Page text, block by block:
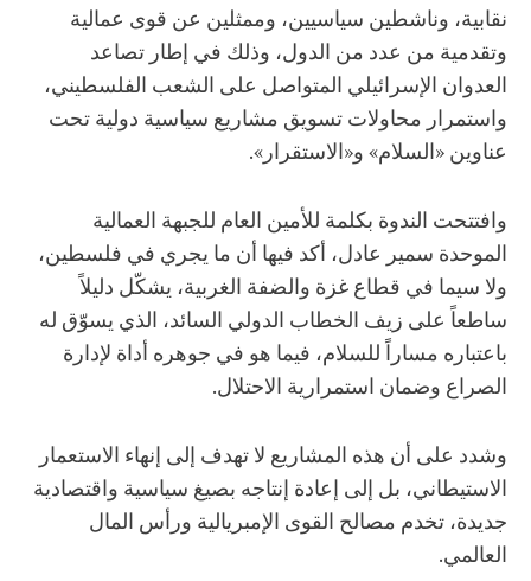
نقابية، وناشطين سياسيين، وممثلين عن قوى عمالية
وتقدمية من عدد من الدول، وذلك في إطار تصاعد
العدوان الإسرائيلي المتواصل على الشعب الفلسطيني،
واستمرار محاولات تسويق مشاريع سياسية دولية تحت
عناوين «السلام» و«الاستقرار».
وافتتحت الندوة بكلمة للأمين العام للجبهة العمالية
الموحدة سمير عادل، أكد فيها أن ما يجري في فلسطين،
ولا سيما في قطاع غزة والضفة الغربية، يشكّل دليلاً
ساطعاً على زيف الخطاب الدولي السائد، الذي يسوّق له
باعتباره مساراً للسلام، فيما هو في جوهره أداة لإدارة
الصراع وضمان استمرارية الاحتلال.
وشدد على أن هذه المشاريع لا تهدف إلى إنهاء الاستعمار
الاستيطاني، بل إلى إعادة إنتاجه بصيغ سياسية واقتصادية
جديدة، تخدم مصالح القوى الإمبريالية ورأس المال
العالمي.